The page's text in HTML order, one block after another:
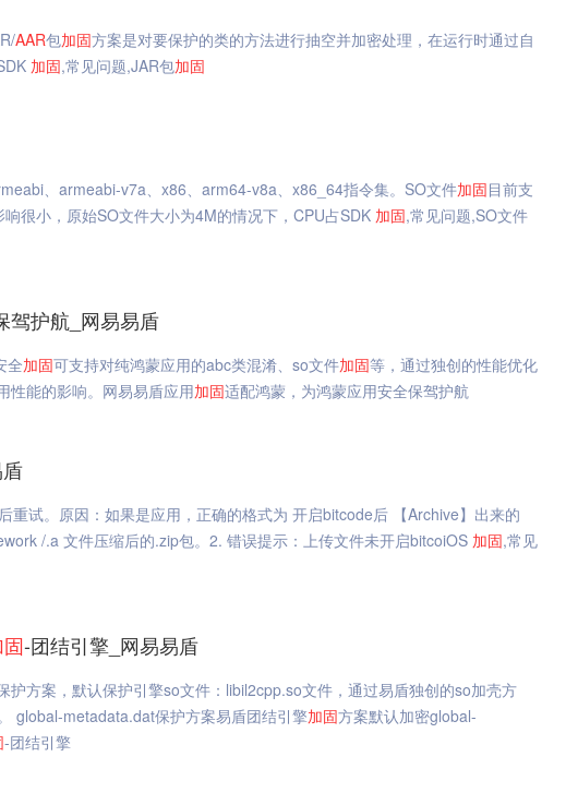
AAR包加固方案是对要保护的类的方法进行抽空并加密处理，在运行时通过自
加固,常见问题,JAR包加固
、armeabi-v7a、x86、arm64-v8a、x86_64指令集。SO文件加固目前支
很小，原始SO文件大小为4M的情况下，CPU占SDK 加固,常见问题,SO文件
驾护航_网易易盾
全加固可支持对纯鸿蒙应用的abc类混淆、so文件加固等，通过独创的性能优化
性能的影响。网易易盾应用加固适配鸿蒙，为鸿蒙应用安全保驾护航
重试。原因：如果是应用，正确的格式为 开启bitcode后 【Archive】出来的
/.a 文件压缩后的.zip包。2. 错误提示：上传文件未开启bitcoiOS 加固,常见
-团结引擎_网易易盾
护方案，默认保护引擎so文件：libil2cpp.so文件，通过易盾独创的so加壳方
global-metadata.dat保护方案易盾团结引擎加固方案默认加密global-
-团结引擎